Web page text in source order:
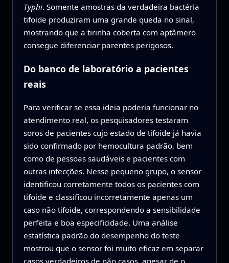
Typhi. Somente amostras da verdadeira bactéria
tifoide produziram uma grande queda no sinal,
mostrando que a tirinha coberta com aptâmero
consegue diferenciar parentes perigosos.
Do banco de laboratório a pacientes
reais
Para verificar se essa ideia poderia funcionar no
atendimento real, os pesquisadores testaram
soros de pacientes cujo estado de tifoide já havia
sido confirmado por hemocultura padrão, bem
como de pessoas saudáveis e pacientes com
outras infecções. Nesse pequeno grupo, o sensor
identificou corretamente todos os pacientes com
tifoide e classificou incorretamente apenas um
caso não tifoide, correspondendo a sensibilidade
perfeita e boa especificidade. Uma análise
estatística padrão do desempenho do teste
mostrou que o sensor foi muito eficaz em separar
casos verdadeiros de não casos, apesar de o